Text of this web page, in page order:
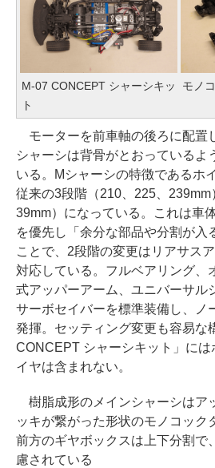
M-07 CONCEPT シャーシキッ
ト
モノ
モーターを前車軸の後ろに配置
シャーシは背骨がとおっているよ
いる。Mシャーシの特徴であるホ
従来の3段階（210、225、
39mm）になっている。これは車
を優先し「余分な部品や分割が入
ことで、2段階の変更はリアサス
対応している。フルベアリング、
式アッパーアーム、ユニバーサル
サーボセイバーを標準装備し、ノ
発揮。セッティング変更も容易な
CONCEPT シャーシキット」には
イヤは含まれない。
樹脂成形のメインシャーシはア
ッキが繋がった形状のモノコック
前方のギヤボックスは上下分割で
慮されている